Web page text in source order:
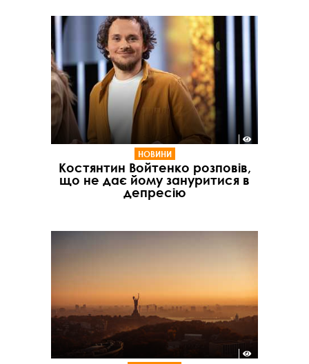
НОВИНИ
Костянтин Войтенко розповів,
що не дає йому зануритися в
депресію